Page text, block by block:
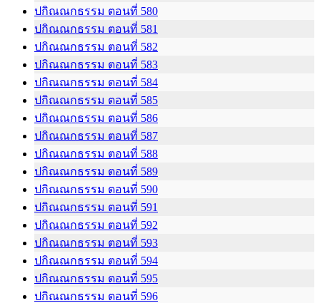
ปกิณณกธรรม ตอนที่ 580
ปกิณณกธรรม ตอนที่ 581
ปกิณณกธรรม ตอนที่ 582
ปกิณณกธรรม ตอนที่ 583
ปกิณณกธรรม ตอนที่ 584
ปกิณณกธรรม ตอนที่ 585
ปกิณณกธรรม ตอนที่ 586
ปกิณณกธรรม ตอนที่ 587
ปกิณณกธรรม ตอนที่ 588
ปกิณณกธรรม ตอนที่ 589
ปกิณณกธรรม ตอนที่ 590
ปกิณณกธรรม ตอนที่ 591
ปกิณณกธรรม ตอนที่ 592
ปกิณณกธรรม ตอนที่ 593
ปกิณณกธรรม ตอนที่ 594
ปกิณณกธรรม ตอนที่ 595
ปกิณณกธรรม ตอนที่ 596